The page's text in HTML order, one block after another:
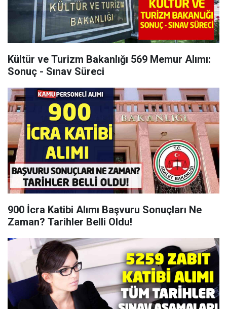
Kültür ve Turizm Bakanlığı 569 Memur Alımı:
Sonuç - Sınav Süreci
900 İcra Katibi Alımı Başvuru Sonuçları Ne
Zaman? Tarihler Belli Oldu!